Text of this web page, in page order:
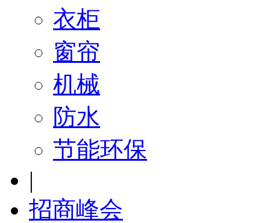
衣柜
窗帘
机械
防水
节能环保
|
招商峰会